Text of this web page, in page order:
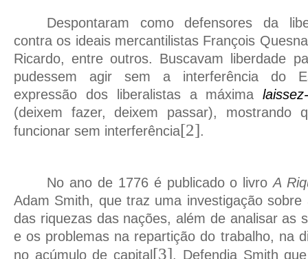
Despontaram como defensores da
contra os ideais mercantilistas François
Ricardo, entre outros. Buscavam liberdade
pudessem agir sem a interferência do
expressão dos liberalistas a máxima
(deixem fazer, deixem passar), mostrando
funcionar sem interferência[2].
No ano de 1776 é publicado o livroA
Adam Smith, que traz uma investigação
das riquezas das nações, além de analisar as
e os problemas na repartição do trabalho, na
no acúmulo de capital [3]. Defendia Smith